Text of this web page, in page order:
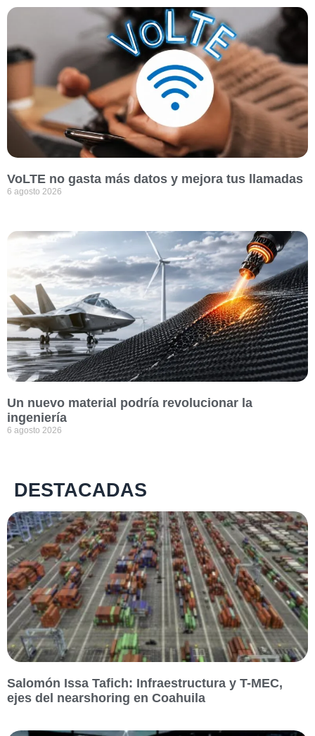
VoLTE no gasta más datos y mejora tus llamadas
6 agosto 2026
Un nuevo material podría revolucionar la
ingeniería
6 agosto 2026
DESTACADAS
Salomón Issa Tafich: Infraestructura y T-MEC,
ejes del nearshoring en Coahuila